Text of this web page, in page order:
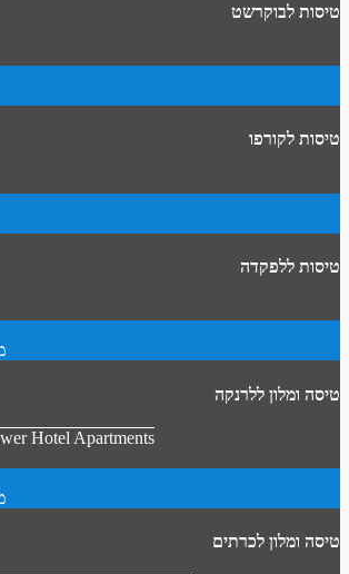
טיסות לבוקרשט
טיסות לקורפו
טיסות ללפקדה
טיסה ומלון ללרנקה
Hotel Apartments
טיסה ומלון לכרתים